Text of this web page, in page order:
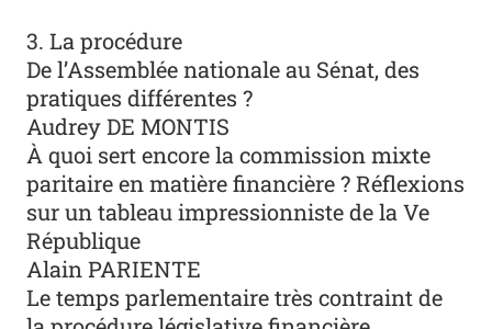
3. La procédure
De l’Assemblée nationale au Sénat, des
pratiques différentes ?
Audrey DE MONTIS
À quoi sert encore la commission mixte
paritaire en matière financière ? Réflexions
sur un tableau impressionniste de la Ve
République
Alain PARIENTE
Le temps parlementaire très contraint de